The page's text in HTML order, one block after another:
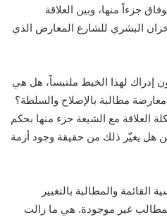
جزءاً منها، وبين العلاقة
البشري للشارع المعارض الذي
إدراك لهذا الخيط ملتبساً، هل هي
مطالبة بالإصلاح والسلطة؟
العلاقة مع الشيعة جزء منها بحكم
هل يغيّر ذلك من حقيقة وجود أزمة
القائمة والمطالبة بالتغيير
غير موجودة. هي ما زالت